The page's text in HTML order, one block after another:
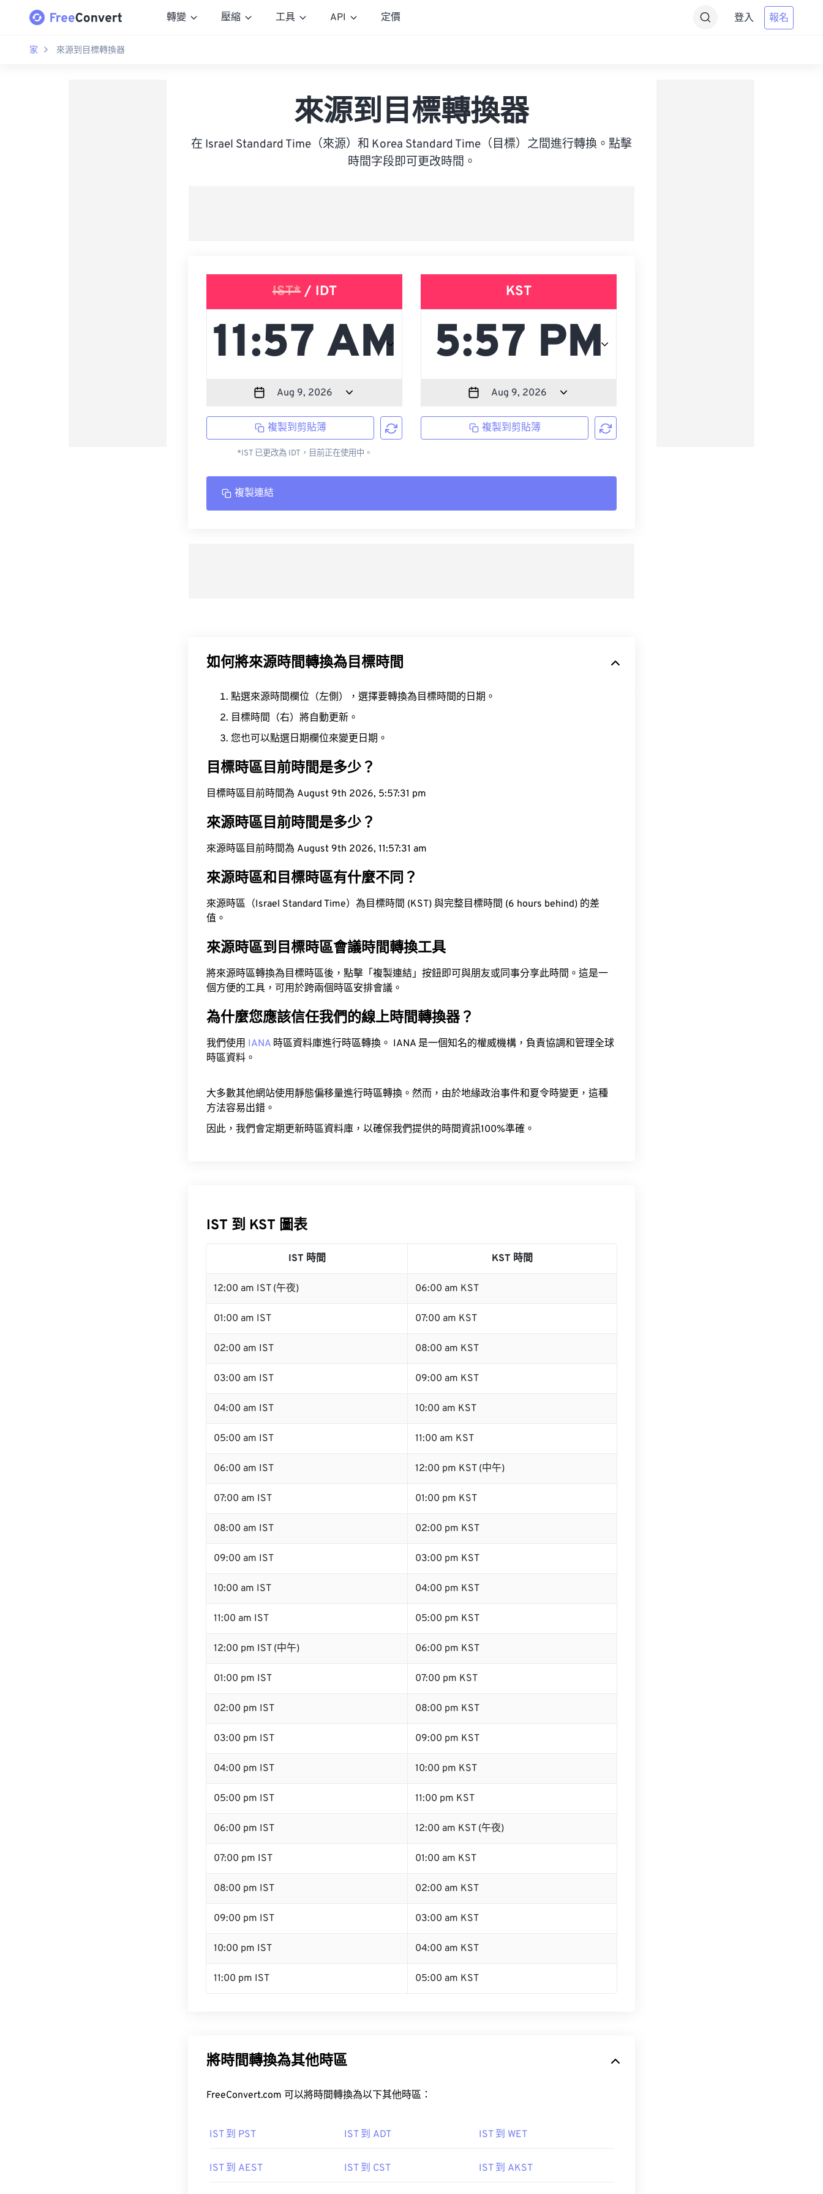
轉變 壓縮 工具 API 定價 登入 報名
家 來源到目標轉換器
來源到目標轉換器
在 Israel Standard Time（來源）和 Korea Standard Time（目標）之間進行轉換。點擊
時間字段即可更改時間。
IST*/ IDT
複製到剪貼簿
*IST 已更改為 IDT，目前正在使用中。
KST
複製到剪貼簿
複製連結
如何將來源時間轉換為目標時間
點選來源時間欄位（左側），選擇要轉換為目標時間的日期。
目標時間（右）將自動更新。
您也可以點選日期欄位來變更日期。
目標時區目前時間是多少？
目標時區目前時間為 August 9th 2026, 5:57:32 pm
來源時區目前時間是多少？
來源時區目前時間為 August 9th 2026, 11:57:32 am
來源時區和目標時區有什麼不同？
來源時區（Israel Standard Time）為目標時間 (KST) 與完整目標時間 (6 hours behind) 的差
值。
來源時區到目標時區會議時間轉換工具
將來源時區轉換為目標時區後，點擊「複製連結」按鈕即可與朋友或同事分享此時間。這是一
個方便的工具，可用於跨兩個時區安排會議。
為什麼您應該信任我們的線上時間轉換器？
我們使用 IANA 時區資料庫進行時區轉換。 IANA 是一個知名的權威機構，負責協調和管理全球
時區資料。
大多數其他網站使用靜態偏移量進行時區轉換。然而，由於地緣政治事件和夏令時變更，這種
方法容易出錯。
因此，我們會定期更新時區資料庫，以確保我們提供的時間資訊100%準確。
IST 到 KST 圖表
IST 時間 KST 時間
12:00 am IST (午夜) 06:00 am KST
01:00 am IST 07:00 am KST
02:00 am IST 08:00 am KST
03:00 am IST 09:00 am KST
04:00 am IST 10:00 am KST
05:00 am IST 11:00 am KST
06:00 am IST 12:00 pm KST (中午)
07:00 am IST 01:00 pm KST
08:00 am IST 02:00 pm KST
09:00 am IST 03:00 pm KST
10:00 am IST 04:00 pm KST
11:00 am IST 05:00 pm KST
12:00 pm IST (中午) 06:00 pm KST
01:00 pm IST 07:00 pm KST
02:00 pm IST 08:00 pm KST
03:00 pm IST 09:00 pm KST
04:00 pm IST 10:00 pm KST
05:00 pm IST 11:00 pm KST
06:00 pm IST 12:00 am KST (午夜)
07:00 pm IST 01:00 am KST
08:00 pm IST 02:00 am KST
09:00 pm IST 03:00 am KST
10:00 pm IST 04:00 am KST
11:00 pm IST 05:00 am KST
將時間轉換為其他時區
FreeConvert.com 可以將時間轉換為以下其他時區：
IST 到 PST IST 到 ADT IST 到 WET
IST 到 AEST IST 到 CST IST 到 AKST